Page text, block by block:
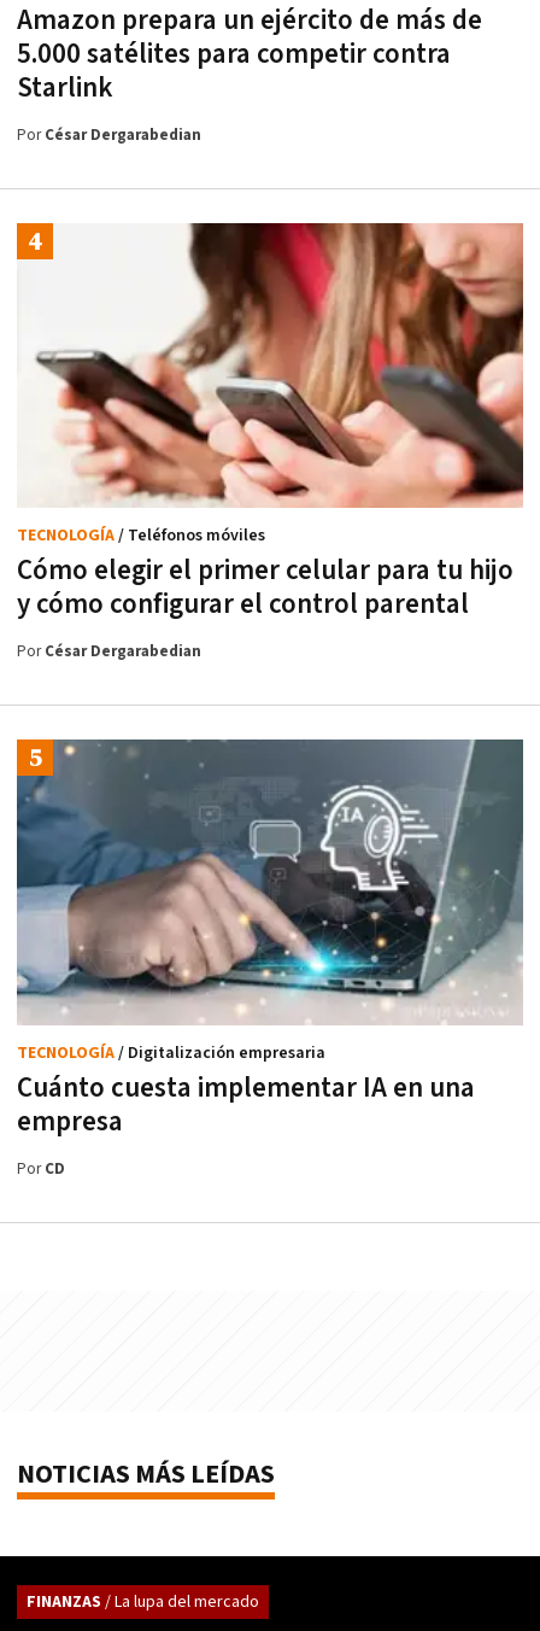
Amazon prepara un ejército de más de
5.000 satélites para competir contra
Starlink
PorCésar Dergarabedian
Cómo elegir el primer celular para tu hijo
y cómo configurar el control parental
TECNOLOGÍA/ Teléfonos móviles
PorCésar Dergarabedian
Cuánto cuesta implementar IA en una
empresa
TECNOLOGÍA/ Digitalización empresaria
PorCD
NOTICIAS MÁS LEÍDAS
FINANZAS / La lupa del mercado